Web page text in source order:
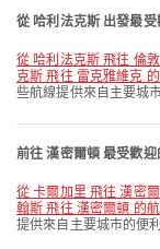
從 哈利法克斯 出發最
從 哈利法克斯 飛往 倫
克斯 飛往 雷克雅維克
些航線提供來自主要城
前往 漢密爾頓 最受歡
從 卡爾加里 飛往 漢密
翰斯 飛往 漢密爾頓 的
提供來自主要城市的便